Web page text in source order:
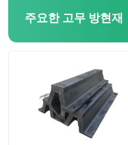
주요한 고무 방현재